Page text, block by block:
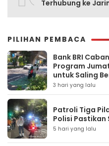
Terhubung ke
PILIHAN PEMBACA
Bank BRI
Program
untuk Saling
3 hari yang lalu
Patroli Tiga
Polisi
5 hari yang lalu